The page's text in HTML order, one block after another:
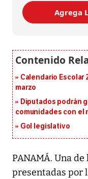
Agrega
Calendario Escolar
marzo
Diputados podrán
comunidades con el
Gol legislativo
PANAMÁ. Una
presentadas por